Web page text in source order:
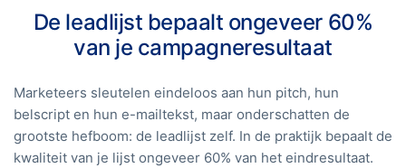
De leadlijst bepaalt ongeveer 60%
van je campagneresultaat
Marketeers sleutelen eindeloos aan hun pitch, hun
belscript en hun e-mailtekst, maar onderschatten de
grootste hefboom: de leadlijst zelf. In de praktijk bepaalt de
kwaliteit van je lijst ongeveer 60% van het eindresultaat.